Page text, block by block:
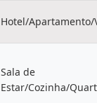
Hotel/Apartamento/
Sala de
Estar/Cozinha/